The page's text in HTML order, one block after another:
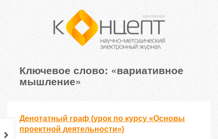
Ключевое слово: «вариативное
мышление»
Денотатный граф (урок по курсу «Основы
проектной деятельности»)